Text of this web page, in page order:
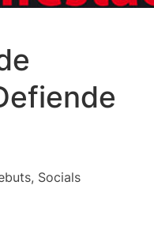
, Socials